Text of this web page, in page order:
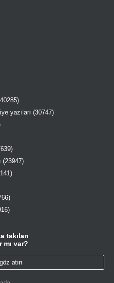
yazıları (30747)
(23947)
takılan
mı var?
atın